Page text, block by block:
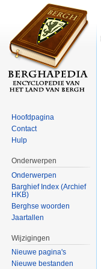
Hoofdpagina
Contact
Hulp
Onderwerpen
Onderwerpen
Barghief Index (Archief
HKB)
Berghse woorden
Jaartallen
Wijzigingen
Nieuwe pagina's
Nieuwe bestanden